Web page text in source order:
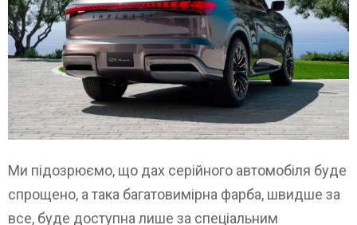
Ми підозрюємо, що дах серійного автомобіля буде
спрощено, а така багатовимірна фарба, швидше за
все, буде доступна лише за спеціальним